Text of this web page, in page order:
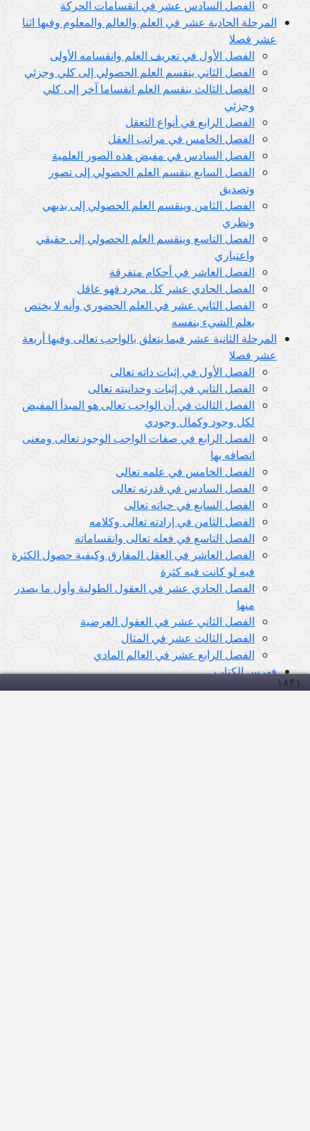
الفصل السادس عشر في انقسامات الحركة
المرحلة الحادية عشر في العلم والعالم والمعلوم وفيها اثنا
عشر فصلا
الفصل الأول في تعريف العلم وانقسامه الأولى
الفصل الثاني ينقسم العلم الحصولي إلى كلي وجزئي
الفصل الثالث ينقسم العلم انقساما آخر إلى كلي
وجزئي
الفصل الرابع في أنواع التعقل
الفصل الخامس في مراتب العقل
الفصل السادس في مفيض هذه الصور العلمية
الفصل السابع ينقسم العلم الحصولي إلى تصور
وتصديق
الفصل الثامن وينقسم العلم الحصولي إلى بديهي
ونظري
الفصل التاسع وينقسم العلم الحصولي إلى حقيقي
واعتباري
الفصل العاشر في أحكام متفرقة
الفصل الحادي عشر كل مجرد فهو عاقل
الفصل الثاني عشر في العلم الحضوري وأنه لا يختص
بعلم الشيء بنفسه
المرحلة الثانية عشر فيما يتعلق بالواجب تعالى وفيها أربعة
عشر فصلا
الفصل الأول في إثبات ذاته تعالى
الفصل الثاني في إثبات وحدانيته تعالى
الفصل الثالث في أن الواجب تعالى هو المبدأ المفيض
لكل وجود وكمال وجودي
الفصل الرابع في صفات الواجب الوجود تعالى ومعنى
اتصافه بها
الفصل الخامس في علمه تعالى
الفصل السادس في قدرته تعالى
الفصل السابع في حياته تعالى
الفصل الثامن في إرادته تعالى وكلامه
الفصل التاسع في فعله تعالى وانقساماته
الفصل العاشر في العقل المفارق وكيفية حصول الكثرة
فيه لو كانت فيه كثرة
الفصل الحادي عشر في العقول الطولية وأول ما يصدر
منها
الفصل الثاني عشر في العقول العرضية
الفصل الثالث عشر في المثال
الفصل الرابع عشر في العالم المادي
فهرس الكتاب
۱۸۴۱